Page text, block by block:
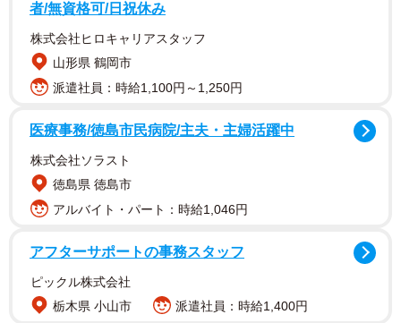
者/無資格可/日祝休み
株式会社ヒロキャリアスタッフ
山形県 鶴岡市
派遣社員：時給1,100円～1,250円
医療事務/徳島市民病院/主夫・主婦活躍中
株式会社ソラスト
徳島県 徳島市
アルバイト・パート：時給1,046円
アフターサポートの事務スタッフ
ピックル株式会社
栃木県 小山市
派遣社員：時給1,400円